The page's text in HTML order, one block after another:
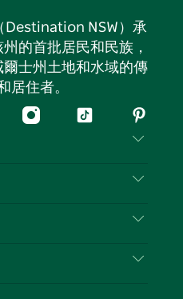
Destination NSW）承
的首批居民和民族，
士州土地和水域的傳
居住者。
Instagram
抖